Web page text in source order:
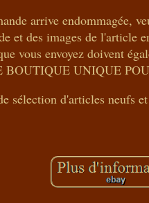
arrive endommagée,
et des images de l'article
vous envoyez doivent
BOUTIQUE UNIQUE
sélection d'articles neufs